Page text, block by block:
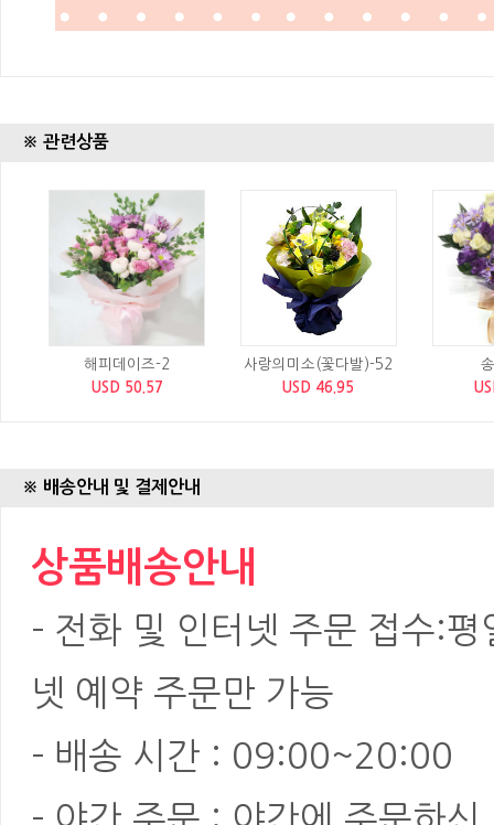
※ 관련상품
해피데이즈-2
USD 50.57
사랑의미소(꽃다발)-52
USD 46.95
※ 배송안내 및 결제안내
상품배송안내
- 전화 및 인터넷 주문 접수:
넷 예약 주문만 가능
- 배송 시간 : 09:00~20:00